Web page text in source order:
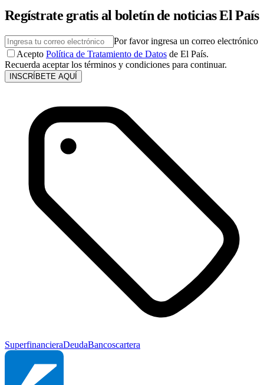
Regístrate gratis al boletín de noticias El País
Por favor ingresa un correo electrónico
Acepto Política de Tratamiento de Datos de El País.
Recuerda aceptar los términos y condiciones para continuar.
INSCRÍBETE AQUÍ
SuperfinancieraDeudaBancoscartera